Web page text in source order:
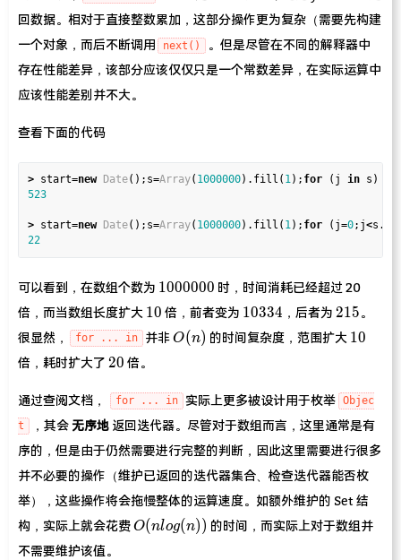
回数据。相对于直接整数累加，这部分操作更为复杂（需要先构建
一个对象，而后不断调用
next()
。但是尽管在不同的解释器中
存在性能差异，该部分应该仅仅只是一个常数差异，在实际运算中
应该性能差别并不大。
查看下面的代码
> start=new Date();s=Array( 1000000).fill( 1 ); for (j in s)
523
> start=new Date();s=Array( 1000000).fill( 1 ); for (j=0;j<
22
可以看到，在数组个数为 1000000
1000000 时，时间消耗已经超过 20
倍，而当数组长度扩大 10
10 倍，前者变为 10334
10334 ，后者为 215
215。
很显然，
for ... in 并非O(n)
O(n) 的时间复杂度，范围扩大 10
10
倍，耗时扩大了 20
20 倍。
通过查阅文档， for ... in 实际上更多被设计用于枚举 Objec
t
，其会 无序地 返回迭代器。尽管对于数组而言，这里通常是有
序的，但是由于仍然需要进行完整的判断，因此这里需要进行很多
并不必要的操作（维护已返回的迭代器集合、检查迭代器能否枚
举），这些操作将会拖慢整体的运算速度。如额外维护的 Set 结
构，实际上就会花费O(nlog(n))
O(nlog(n)) 的时间，而实际上对于数组并
不需要维护该值。